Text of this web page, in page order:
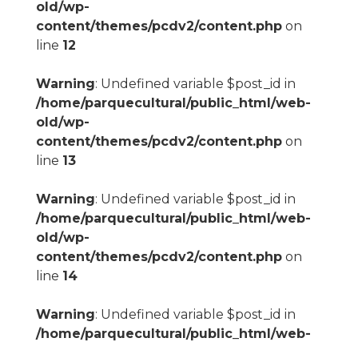
old/wp-
content/themes/pcdv2/content.phpon
line 12
Warning: Undefined variable $post_id in
/home/parquecultural/public_html/web-
old/wp-
content/themes/pcdv2/content.phpon
line 13
Warning: Undefined variable $post_id in
/home/parquecultural/public_html/web-
old/wp-
content/themes/pcdv2/content.phpon
line 14
Warning: Undefined variable $post_id in
/home/parquecultural/public_html/web-